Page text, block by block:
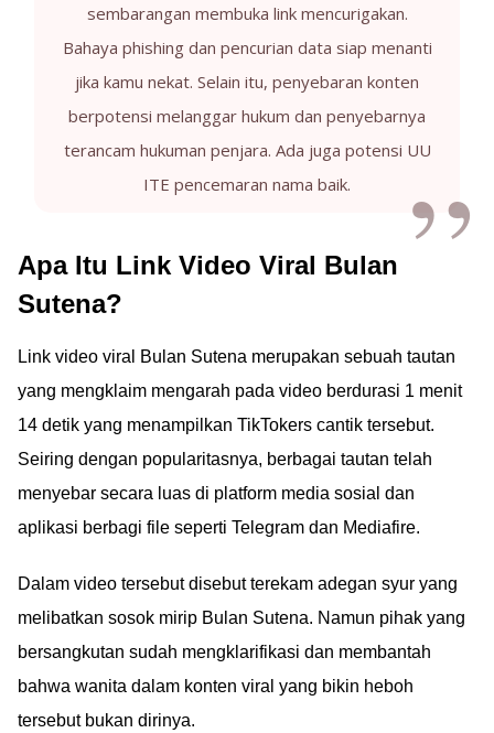
sembarangan membuka link mencurigakan.
Bahaya phishing dan pencurian data siap menanti
jika kamu nekat. Selain itu, penyebaran konten
berpotensi melanggar hukum dan penyebarnya
terancam hukuman penjara. Ada juga potensi UU
ITE pencemaran nama baik.
Apa Itu Link Video Viral Bulan
Sutena?
Link video viral Bulan Sutena merupakan sebuah tautan
yang mengklaim mengarah pada video berdurasi 1 menit
14 detik yang menampilkan TikTokers cantik tersebut.
Seiring dengan popularitasnya, berbagai tautan telah
menyebar secara luas di platform media sosial dan
aplikasi berbagi file seperti Telegram dan Mediafire.
Dalam video tersebut disebut terekam adegan syur yang
melibatkan sosok mirip Bulan Sutena. Namun pihak yang
bersangkutan sudah mengklarifikasi dan membantah
bahwa wanita dalam konten viral yang bikin heboh
tersebut bukan dirinya.